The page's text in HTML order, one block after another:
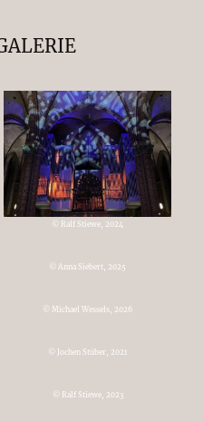
© Ralf Stiewe, 2024
© Anna Siebert, 2025
© Michael Wessels, 2026
© Jochen Stüber, 2021
© Ralf Stiewe, 2023